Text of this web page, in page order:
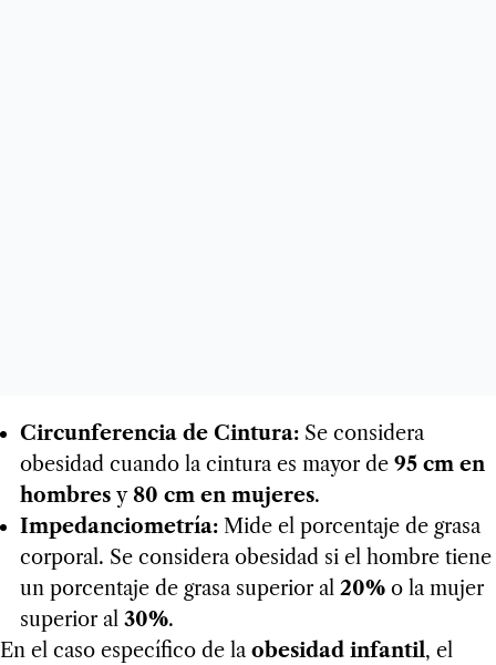
Circunferencia de Cintura:Se considera
obesidad cuando la cintura es mayor de 95 cm en
hombresy80 cm en mujeres.
Impedanciometría:Mide el porcentaje de grasa
corporal. Se considera obesidad si el hombre tiene
un porcentaje de grasa superior al 20%o la mujer
superior al 30%.
En el caso específico de la obesidad infantil, el